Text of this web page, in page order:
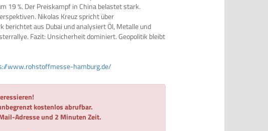
19 %. Der Preiskampf in China belastet stark.
Nikolas Kreuz spricht über
aus Dubai und analysiert Öl, Metalle und
Fazit: Unsicherheit dominiert. Geopolitik bleibt
www.rohstoffmesse-hamburg.de/
kostenlos abrufbar.
Adresse und 2 Minuten Zeit.